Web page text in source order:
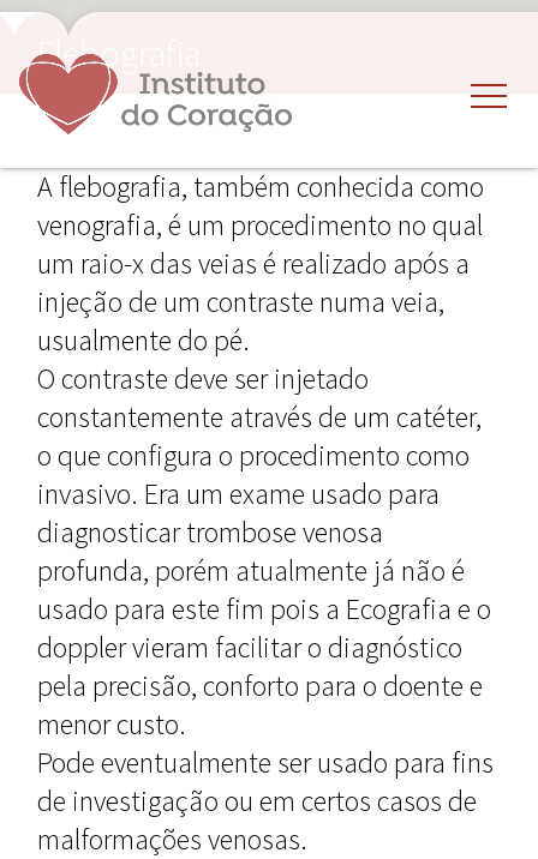
Flebografia
A flebografia, também conhecida como
venografia, é um procedimento no qual
um raio-x das veias é realizado após a
injeção de um contraste numa veia,
usualmente do pé.
O contraste deve ser injetado
constantemente através de um catéter,
o que configura o procedimento como
invasivo. Era um exame usado para
diagnosticar trombose venosa
profunda, porém atualmente já não é
usado para este fim pois a Ecografia e o
doppler vieram facilitar o diagnóstico
pela precisão, conforto para o doente e
menor custo.
Pode eventualmente ser usado para fins
de investigação ou em certos casos de
malformações venosas.